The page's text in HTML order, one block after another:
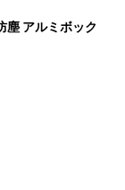
塵 アルミボック